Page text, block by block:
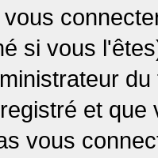
si vous
et
vous